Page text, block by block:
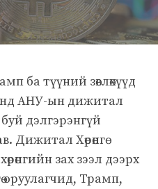
ба түүний зөвлөхүүд
АНУ-ын дижитал
дэлгэрэнгүй
Дижитал Хөрөнгө
зах зээл дээрх
оруулагчид, Трамп,